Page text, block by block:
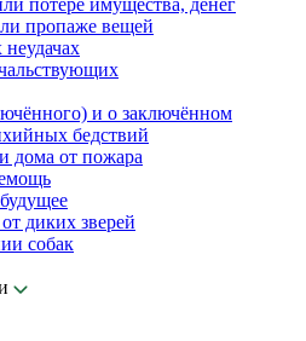
потере имущества, денег
пропаже вещей
и о заключённом
бедствий
дома от пожара
диких зверей
собак